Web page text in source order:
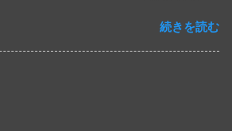
した。 いずれ撤去されるとは思ってい
が、意外と長生きしたと思います。
にあった発車標と同じく、左側数桁分
チカラーで表示される中央西改札の発
すが、湘南新宿ライン等一部が新しい
続きを読む